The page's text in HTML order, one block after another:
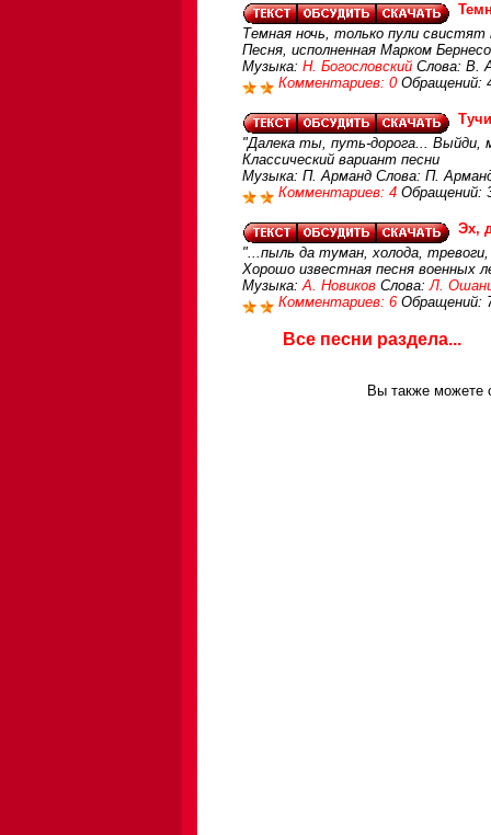
Темная ночь, только пули свистят
Песня, исполненная Марком
Музыка: Н. Богословский Слова: В.
Комментариев: 0 Обращений:
"Далека ты, путь-дорога... Выйди,
Классический вариант песни
Музыка: П. Арманд Слова: П.
Комментариев: 4 Обращений:
Эх,
"...пыль да туман, холода,
Хорошо известная песня военных
Музыка:А. Новиков Слова:Л.
Комментариев: 6 Обращений:
Все песни раздела...
Вы также можете